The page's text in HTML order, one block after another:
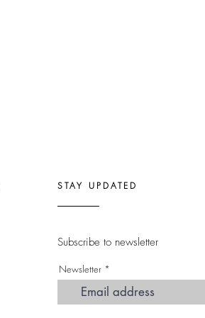
STAY UPDATED
Subscribe to newsletter
Newsletter